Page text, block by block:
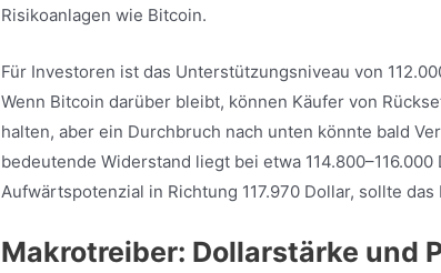
Risikoanlagen wie Bitcoin.
Für Investoren ist das Unterstützungsniveau von
Wenn Bitcoin darüber bleibt, können Käufer von
halten, aber ein Durchbruch nach unten könnte bald
bedeutende Widerstand liegt bei etwa
Aufwärtspotenzial in Richtung 117.970 Dollar, sollte
Makrotreiber: Dollarstärke und